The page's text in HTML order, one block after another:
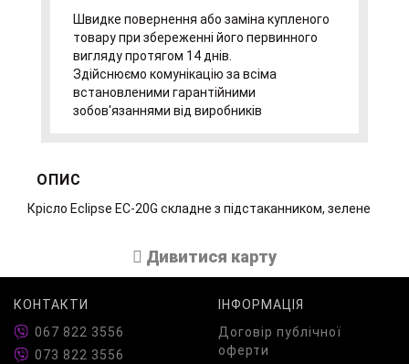
Швидке повернення або заміна купленого
товару при збереженні його первинного
вигляду протягом 14 днів.
Здійснюємо комунікацію за всіма
встановленими гарантійними
зобов'язаннями від виробників
ОПИС
Крісло Eclipse EC-20G складне з підстаканником, зелене
Дивитися карту
КОНТАКТИ
067 822 3556
073 822 3556
ІНФОРМАЦІЯ
Договір публічної
оферти